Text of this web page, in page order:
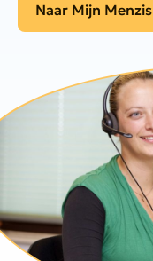
Naar Mijn Menzis